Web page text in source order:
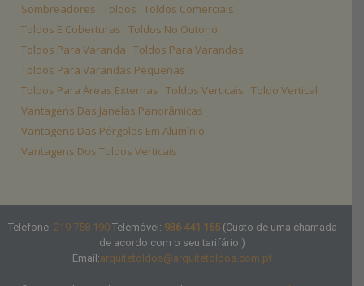
Sombreadores Toldos Toldos Comerciais
Toldos E Coberturas Toldos No Outono
Toldos Para Varanda Toldos Para Varandas
Toldos Para Varandas Pequenas
Toldos Para Áreas Externas Toldos Verticais Toldo Vertical
Vantagens Das Janelas Panorâmicas
Vantagens Das Pérgolas Em Alumínio
Vantagens Dos Toldos Verticais
Telefone: 219 758 190Telemóvel: 936 441 165 (Custo de uma chamada
de acordo com o seu tarifário.)
Email:arquitetoldos@arquitetoldos.com.pt